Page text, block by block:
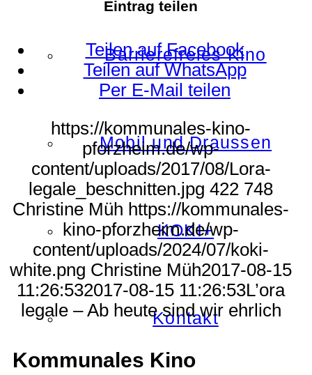
Barrierefreies Kino
Mobil und Draussen
KOKI+
Kontakt
Eintrag teilen
Teilen auf Facebook
Teilen auf WhatsApp
Per E-Mail teilen
https://kommunales-kino-
pforzheim.de/wp-
content/uploads/2017/08/Lora-
legale_beschnitten.jpg 422 748
Christine Müh https://kommunales-
kino-pforzheim.de/wp-
content/uploads/2024/07/koki-
white.png Christine Müh2017-08-15
11:26:532017-08-15 11:26:53L’ora
legale – Ab heute sind wir ehrlich
Kommunales Kino